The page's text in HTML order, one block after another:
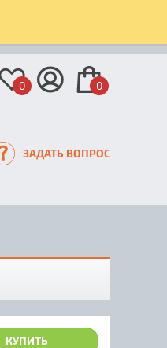
0 0
ЗАДАТЬ ВОПРОС
КУПИТЬ